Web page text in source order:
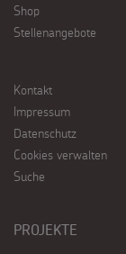
Shop
Stellenangebote
Kontakt
Impressum
Datenschutz
Cookies verwalten
Suche
PROJEKTE